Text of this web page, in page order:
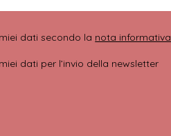
dati secondo la nota informativa
dati per l’invio della newsletter